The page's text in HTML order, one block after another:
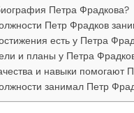
Петра Фрадкова?
Петр Фрадков
есть у Петра
и планы у Петра
и навыки помогают
занимал Петр